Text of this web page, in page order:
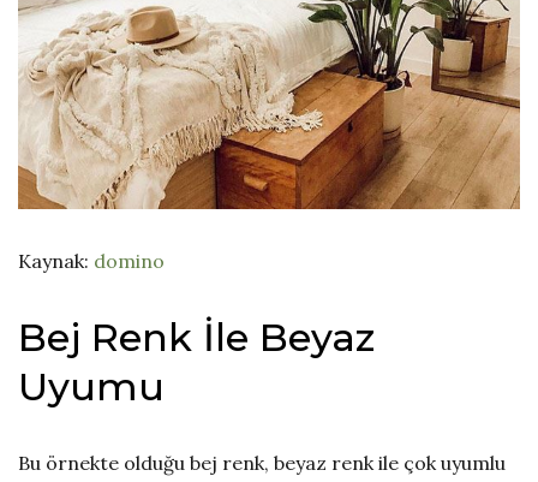
Kaynak: domino
Bej Renk İle Beyaz
Uyumu
Bu örnekte olduğu bej renk, beyaz renk ile çok uyumlu